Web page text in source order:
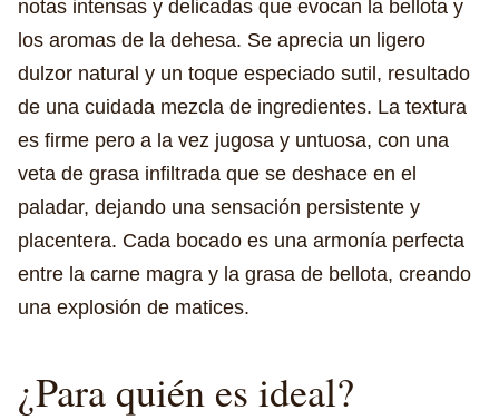
notas intensas y delicadas que evocan la bellota y
los aromas de la dehesa. Se aprecia un ligero
dulzor natural y un toque especiado sutil, resultado
de una cuidada mezcla de ingredientes. La textura
es firme pero a la vez jugosa y untuosa, con una
veta de grasa infiltrada que se deshace en el
paladar, dejando una sensación persistente y
placentera. Cada bocado es una armonía perfecta
entre la carne magra y la grasa de bellota, creando
una explosión de matices.
¿Para quién es ideal?